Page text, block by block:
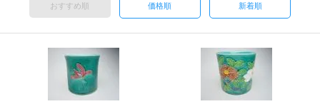
おすすめ順 価格順 新着順